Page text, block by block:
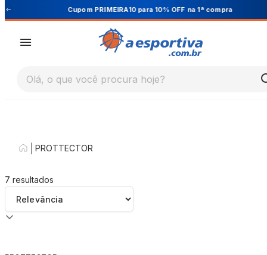
Cupom PRIMEIRA10 para 10% OFF na 1ª compra
Olá, o que você procura hoje?
PROTTECTOR
7 resultados